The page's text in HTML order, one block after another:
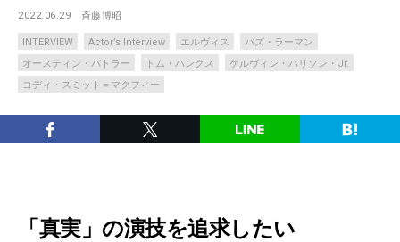
2022.06.29 斉藤博昭
INTERVIEW Actor’s Interview エルヴィス
バズ・ラーマン
オースティン・バトラー
トム・ハンクス
ケルヴィン・ハリソン・Jr.
コディ・スミット＝マクフィー
「真実」の演技を追求したい